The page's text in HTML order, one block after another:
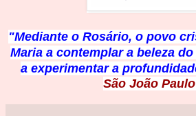
"Mediante o Rosário, o povo
Maria acontemplar a beleza
a experimentar a profundidad
São João